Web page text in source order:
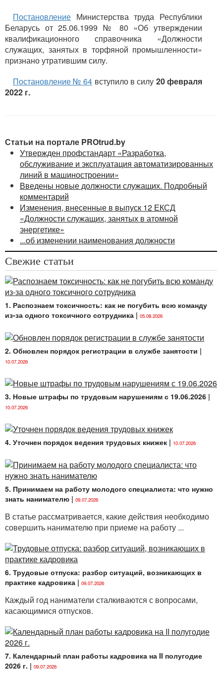
Постановление Министерства труда Республики
Беларусь от 25.06.1999 № 80 «Об утверждении
квалификационного справочника «Должности
служащих, занятых в торфяной промышленности»
признано утратившим силу.
Постановление № 64 вступило в силу 20 февраля
2022 г.
Статьи на портале PROtrud.by
Утвержден профстандарт «Разработка,
обслуживание и эксплуатация автоматизированных
линий в машиностроении»
Введены новые должности служащих. Подробный
комментарий
Изменения, внесенные в выпуск 12 ЕКСД
«Должности служащих, занятых в атомной
энергетике»
...об изменении наименования должности
Свежие статьи
1. Распознаем токсичность: как не погубить всю команду
из-за одного токсичного сотрудника | 05.08.2026
2. Обновлен порядок регистрации в службе занятости |
10.07.2026
3. Новые штрафы по трудовым нарушениям с 19.06.2026 |
10.07.2026
4. Уточнен порядок ведения трудовых книжек | 10.07.2026
5. Принимаем на работу молодого специалиста: что нужно
знать нанимателю | 09.07.2026
В статье рассматривается, какие действия необходимо
совершить нанимателю при приеме на работу ...
6. Трудовые отпуска: разбор ситуаций, возникающих в
практике кадровика | 09.07.2026
Каждый год наниматели сталкиваются с вопросами,
касающимися отпусков.
7. Календарный план работы кадровика на II полугодие
2026 г. | 09.07.2026